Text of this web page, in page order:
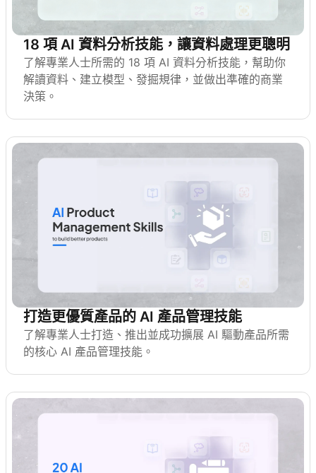
18 項 AI 資料分析技能，讓資料處理更聰明
了解專業人士所需的 18 項 AI 資料分析技能，幫助你
解讀資料、建立模型、發掘規律，並做出準確的商業
決策。
打造更優質產品的 AI 產品管理技能
了解專業人士打造、推出並成功擴展 AI 驅動產品所需
的核心 AI 產品管理技能。